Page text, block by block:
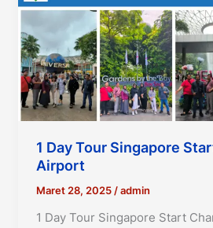
1 Day Tour Singapore
Airport
Maret 28, 2025 /admin
1 Day Tour Singapore Start